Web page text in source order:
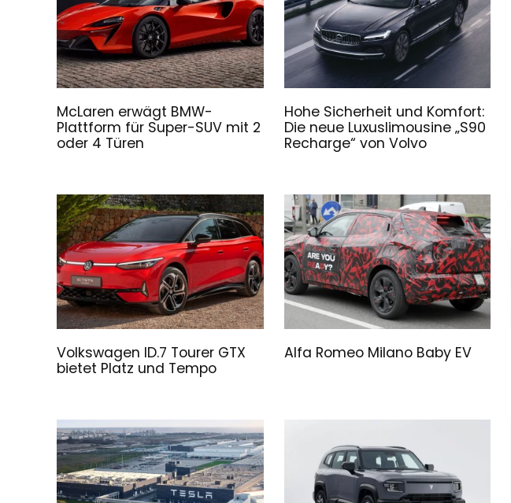
McLaren erwägt BMW-
Plattform für Super-SUV mit 2
oder 4 Türen
Hohe Sicherheit und Komfort:
Die neue Luxuslimousine „S90
Recharge“ von Volvo
Volkswagen ID.7 Tourer GTX
bietet Platz und Tempo
Alfa Romeo Milano Baby EV